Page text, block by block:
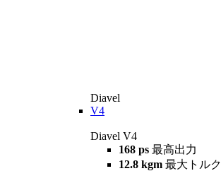
Diavel
V4
Diavel V4
168 ps 最高出力
12.8 kgm 最大トルク